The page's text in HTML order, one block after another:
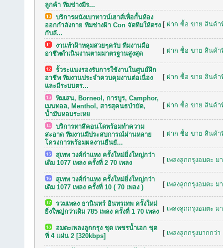
ลูกค้า ทีมช่างมีร...
บริการผนังเบาทาวน์เฮาส์เพื่อกั้นห้อง
ออกกำลังกาย ทีมช่างฝ้า Con จัดทีมให้ตรง
กับลั...
[ ฝาก ซื้อ ขาย สินค้า
งานทำฝ้าหลุมสวยๆครับ ทีมงานมือ
อาชีพดำเนินงานตามมาตรฐานสูงสุด
[ ฝาก ซื้อ ขาย สินค้า
รั้วระแนงรองรับการใช้งานในศูนย์ฝึก
อาชีพ ทีมงานประจำควบคุมงานต่อเนื่อง
และมีระบบตร...
[ ฝาก ซื้อ ขาย สินค้า
พิมเสน, Borneol, การบูร, Camphor,
เมนทอล, Menthol, สารสุคนธบำบัด,
น้ำมันหอมระเหย
[ ฝาก ซื้อ ขาย สินค้า
บริการทาสีคอนโดพร้อมทำความ
สะอาด ทีมงานมีประสบการณ์ผ่านหลาย
โครงการพร้อมผลงานยืนยั...
[ ฝาก ซื้อ ขาย สินค้า
สุเทพ วงศ์กำแหง ครั้งใหม่ยิ่งใหญ่กว่า
เดิม 1077 เพลง ครั้งที่ 2 70 เพลง
[ เพลงลูกกรุงอมตะ ม
สุเทพ วงศ์กำแหง ครั้งใหม่ยิ่งใหญ่กว่า
เดิม 1077 เพลง ครั้งที่ 10 ( 70 เพลง )
[ เพลงลูกกรุงอมตะ ม
รวมเพลง ธานินทร์ อินทรเทพ ครั้งใหม่
ยิ่งใหญ่กว่าเดิม 785 เพลง ครั้งที่ 1 70 เพลง
[ เพลงลูกกรุงอมตะ ม
อมตะเพลงลูกกรุง ชุด เพชรน้ำเอก ชุด
ที่ 4 แผ่น 2 [320kbps]
[ เพลงลูกกรุงมากกว่